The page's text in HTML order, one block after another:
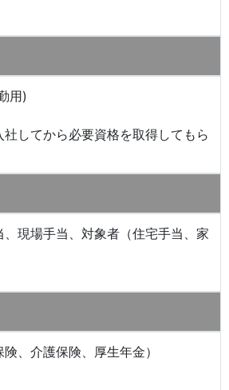
用)
してから必要資格を取得してもら
現場手当、対象者（住宅手当、家
、介護保険、厚生年金）